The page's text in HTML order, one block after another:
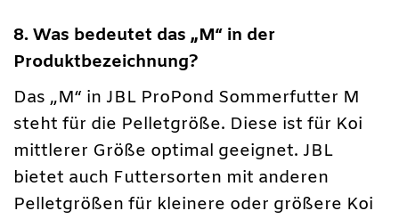
8. Was bedeutet das „M“ in der
Produktbezeichnung?
Das „M“ in JBL ProPond Sommerfutter M
steht für die Pelletgröße. Diese ist für Koi
mittlerer Größe optimal geeignet. JBL
bietet auch Futtersorten mit anderen
Pelletgrößen für kleinere oder größere Koi